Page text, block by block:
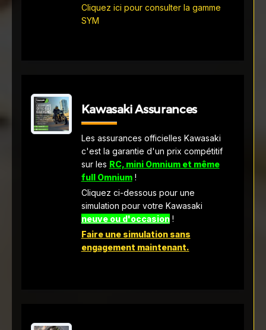
Cliquez ici pour consulter la gamme
SYM
Kawasaki Assurances
Les assurances officielles Kawasaki
c'est la garantie d'un prix compétitif
sur les RC, mini Omnium et même
full Omnium !
Cliquez ci-dessous pour une
simulation pour votre Kawasaki
neuve ou d'occasion!
Faire une simulation sans
engagement maintenant.